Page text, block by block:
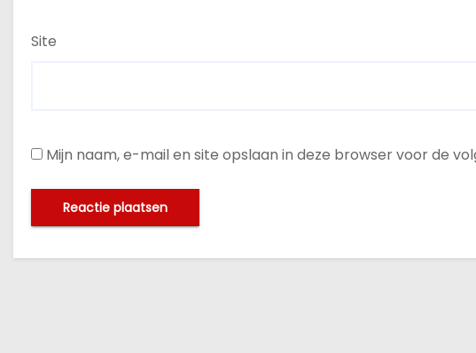
Site
Mijn naam, e-mail en site opslaan in deze browser voor de